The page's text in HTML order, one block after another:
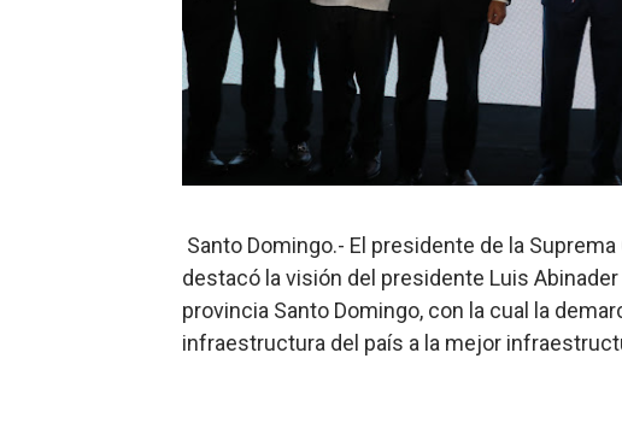
Bienes Nacionales recauda más
Residentes en San Juan
El magistrado Henry Molina
​Domingo Plácido critica la
Comedores Comunitarios de
UNTC inicia ofensiva para
Santo Domingo.- El presidente de la
destacó la visión del presidente Luis
provincia Santo Domingo, con la cual la
infraestructura del país a la mejor